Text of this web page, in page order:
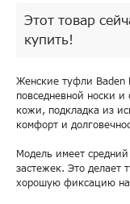
Этот товар
купить!
Женские туфли Baden
повседневной носки
кожи, подкладка из
комфорт и
Модель имеет
застежек. Это делает
хорошую фиксацию на